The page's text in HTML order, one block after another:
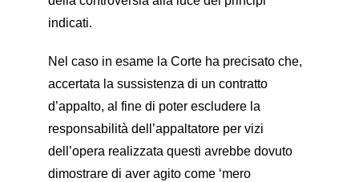
indicati.
Nel caso in esame la Corte ha precisato che,
accertata la sussistenza di un contratto
d’appalto, al fine di poter escludere la
responsabilità dell’appaltatore per vizi
dell’opera realizzata questi avrebbe dovuto
dimostrare di aver agito come ‘mero